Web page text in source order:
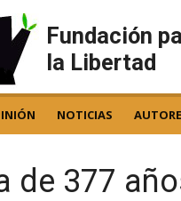
Fundación
la Libertad
NOTICIAS
de 377